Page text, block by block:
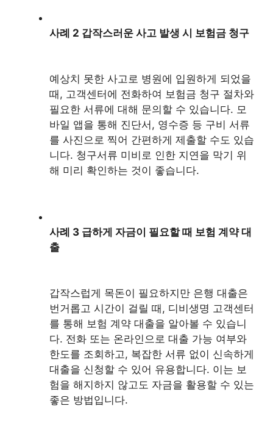
사례 2 갑작스러운 사고 발생 시 보험금 청구
예상치 못한 사고로 병원에 입원하게 되었을
때, 고객센터에 전화하여 보험금 청구 절차와
필요한 서류에 대해 문의할 수 있습니다. 모
바일 앱을 통해 진단서, 영수증 등 구비 서류
를 사진으로 찍어 간편하게 제출할 수도 있습
니다. 청구서류 미비로 인한 지연을 막기 위
해 미리 확인하는 것이 좋습니다.
사례 3 급하게 자금이 필요할 때 보험 계약 대
출
갑작스럽게 목돈이 필요하지만 은행 대출은
번거롭고 시간이 걸릴 때, 디비생명 고객센터
를 통해 보험 계약 대출을 알아볼 수 있습니
다. 전화 또는 온라인으로 대출 가능 여부와
한도를 조회하고, 복잡한 서류 없이 신속하게
대출을 신청할 수 있어 유용합니다. 이는 보
험을 해지하지 않고도 자금을 활용할 수 있는
좋은 방법입니다.